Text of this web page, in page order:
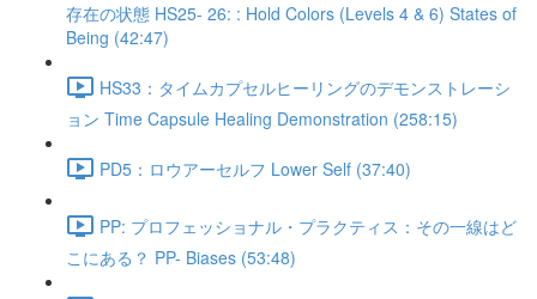
存在の状態 HS25- 26: : Hold Colors (Levels 4 & 6) States of
Being (42:47)
HS33：タイムカプセルヒーリングのデモンストレーシ
ョン Time Capsule Healing Demonstration (258:15)
PD5：ロウアーセルフ Lower Self (37:40)
PP: プロフェッショナル・プラクティス：その一線はど
こにある？ PP- Biases (53:48)